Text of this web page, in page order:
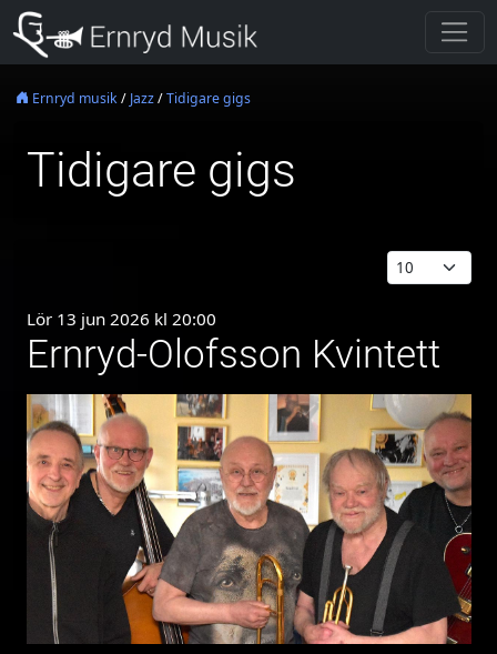
Ernryd musik/ Jazz/Tidigare gigs
Tidigare gigs
Lör 13 jun 2026 kl 20:00
Ernryd-Olofsson Kvintett